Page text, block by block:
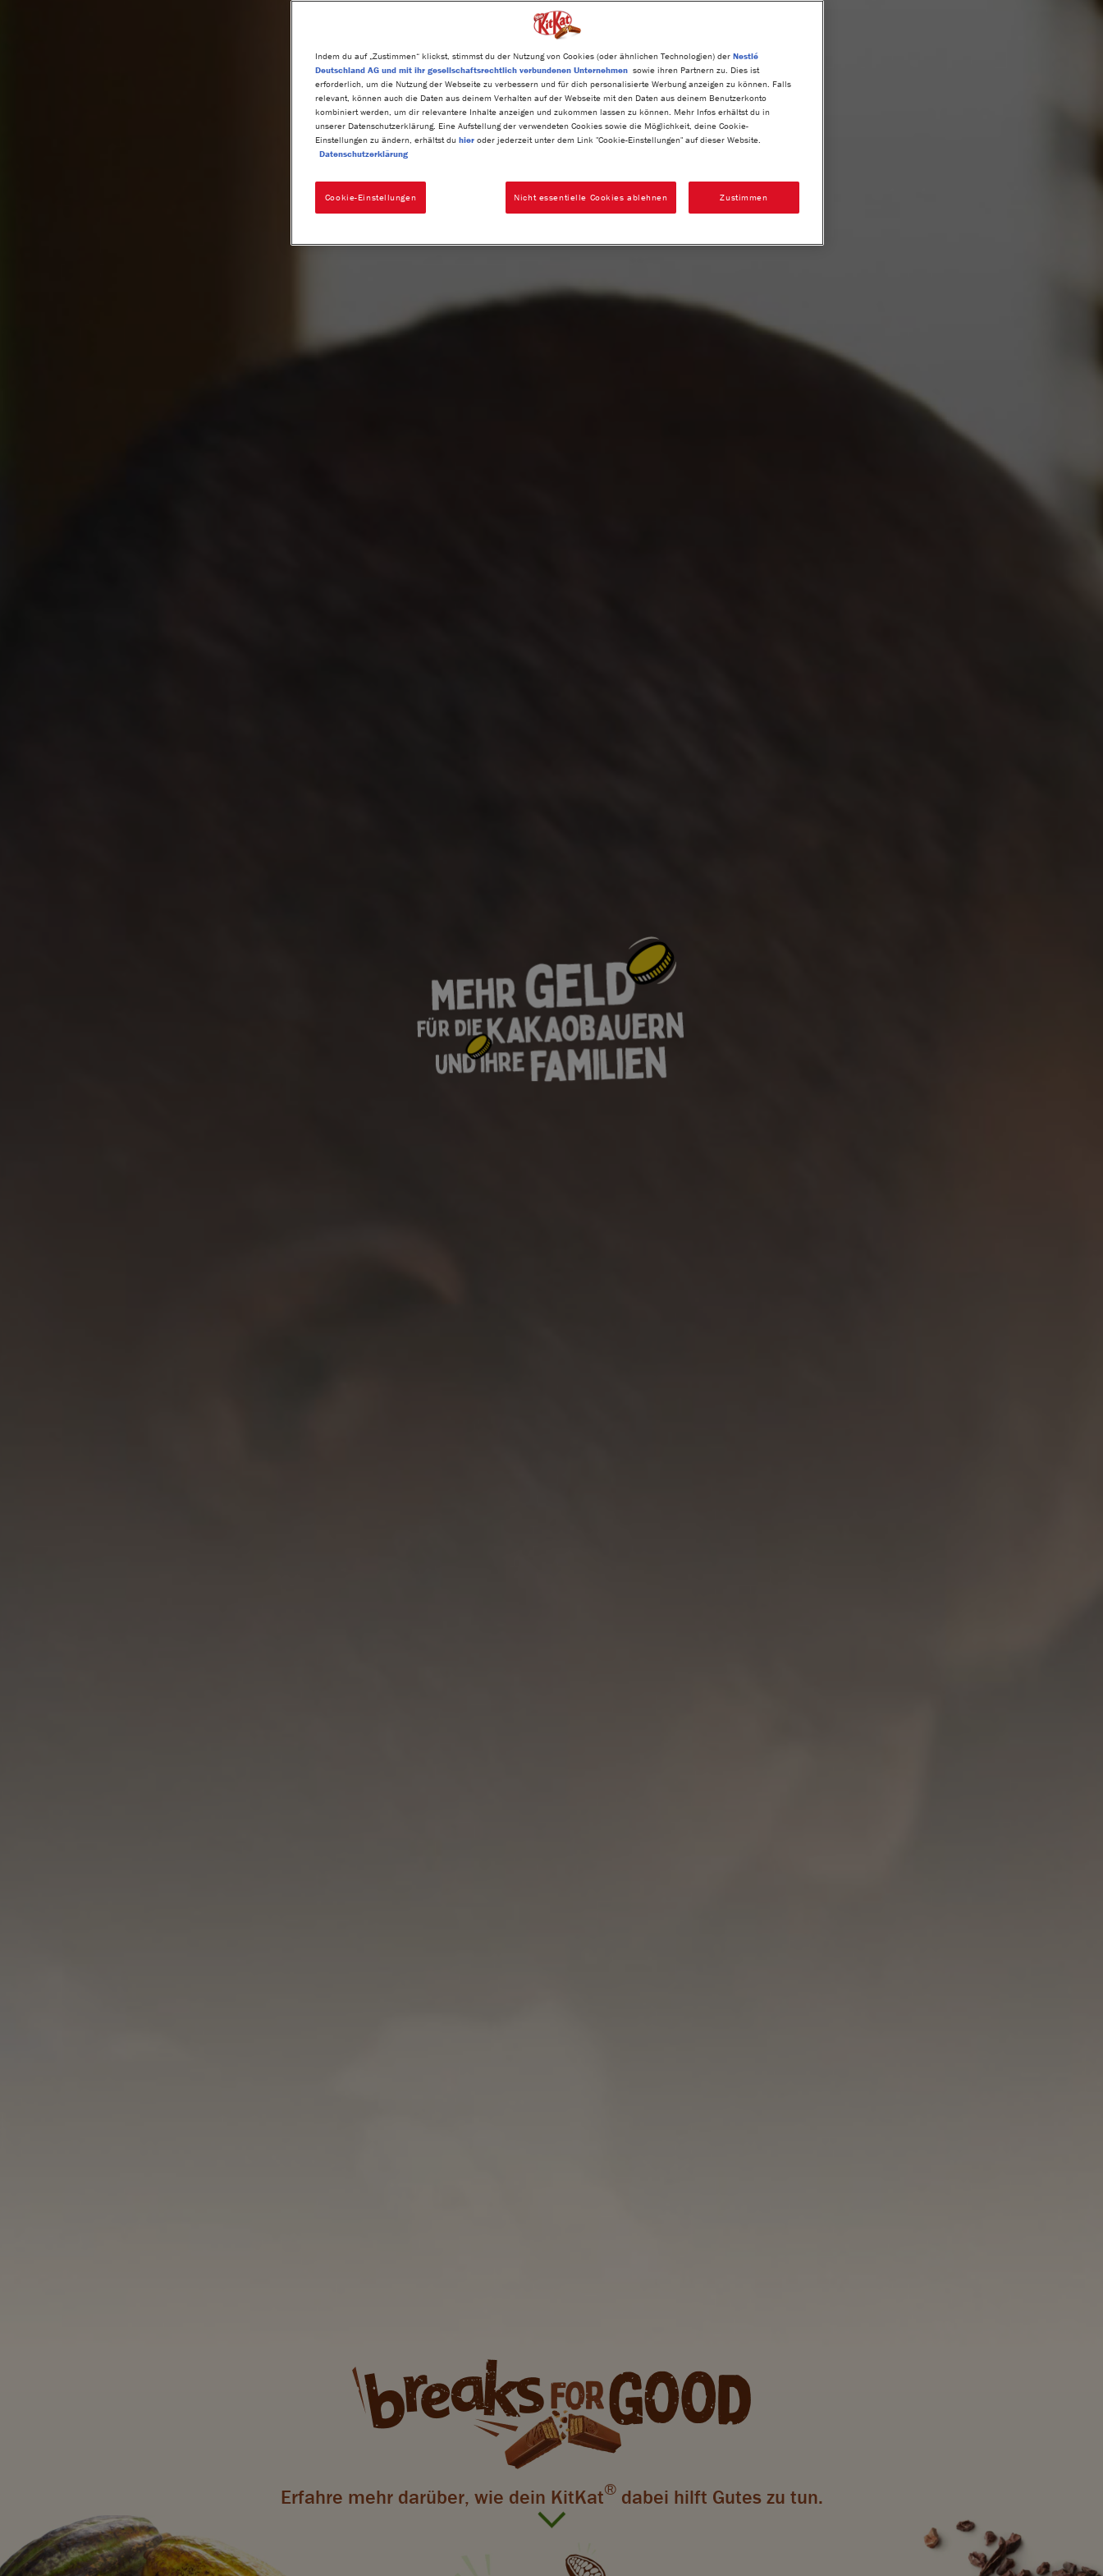
Erfahre mehr darüber, wie dein KitKat®dabei hilft Gutes zu tun.
Indem du auf „Zustimmen“ klickst, stimmst du der Nutzung von Cookies (oder ähnlichen Technologien) der Nestlé
Deutschland AG und mit ihr gesellschaftsrechtlich verbundenen Unternehmen sowie ihren Partnern zu. Dies ist
erforderlich, um die Nutzung der Webseite zu verbessern und für dich personalisierte Werbung anzeigen zu können. Falls
relevant, können auch die Daten aus deinem Verhalten auf der Webseite mit den Daten aus deinem Benutzerkonto
kombiniert werden, um dir relevantere Inhalte anzeigen und zukommen lassen zu können. Mehr Infos erhältst du in
unserer Datenschutzerklärung. Eine Aufstellung der verwendeten Cookies sowie die Möglichkeit, deine Cookie-
Einstellungen zu ändern, erhältst du hier oder jederzeit unter dem Link "Cookie-Einstellungen" auf dieser Website.
Datenschutzerklärung
Cookie-Einstellungen Nicht essentielle Cookies ablehnen Zustimmen